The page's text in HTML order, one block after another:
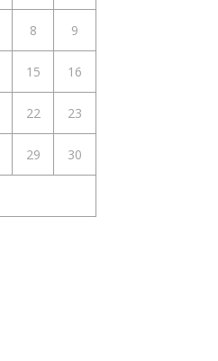
8 9
15 16
22 23
29 30